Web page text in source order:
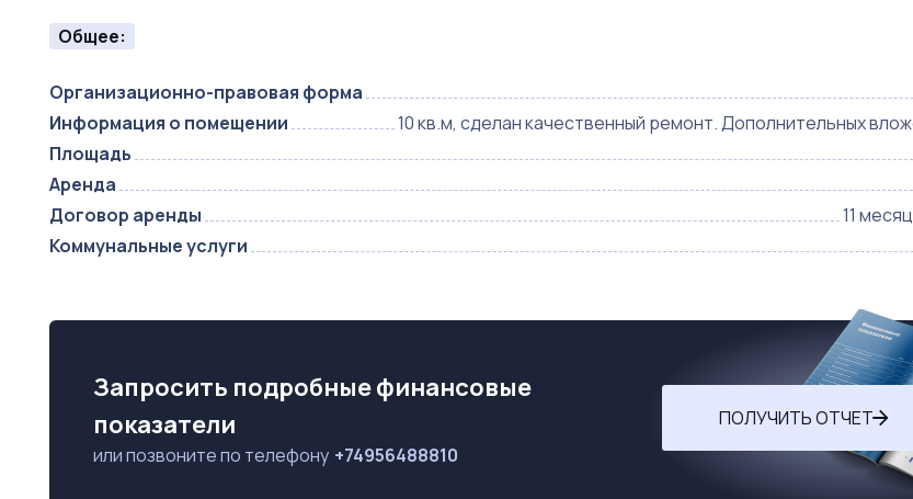
Общее:
Организационно-правовая форма
Информация о помещении
10 кв.м, сделан качественный ремонт. Дополнительных
Площадь
Аренда
Договор аренды
11
Коммунальные услуги
Запросить подробные финансовые
показатели
или позвоните по телефону +74956488810
ПОЛУЧИТЬ ОТЧЕТ